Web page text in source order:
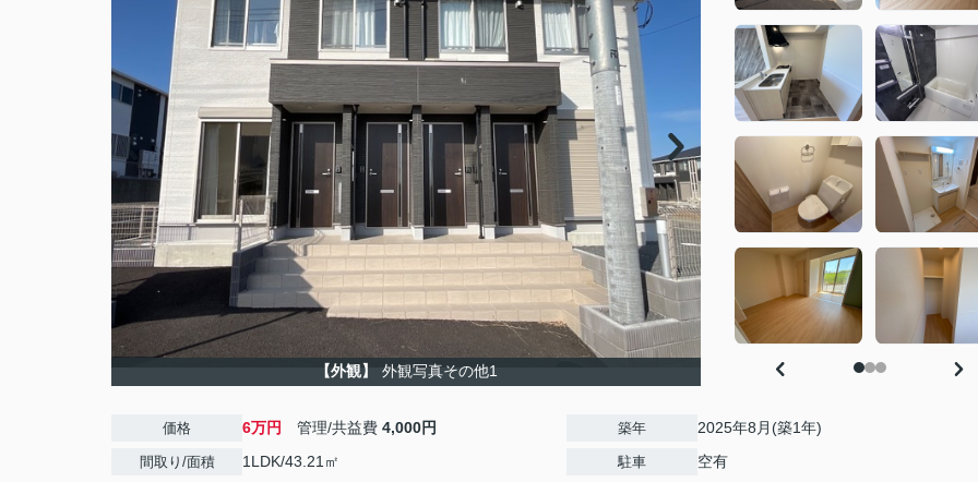
【外観】 外観写真その他1
価格 6万円 管理/共益費 4,000円
間取り/面積 1LDK/43.21㎡
築年 2025年8月(築1年)
駐車 空有